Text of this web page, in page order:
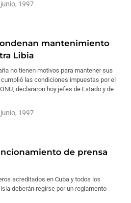
1997
mantenimiento
Libia
no tienen motivos para mantener sus
las condiciones impuestas por el
declararon hoy jefes de Estado y de
1997
de prensa
acreditados en Cuba y todos los
deberán regirse por un reglamento